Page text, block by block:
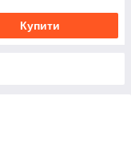
Купити